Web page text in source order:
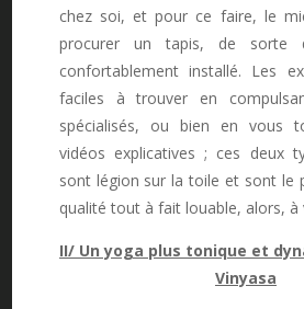
chez soi, et pour ce faire, le
procurer un tapis, de sorte
confortablement installé. Les
faciles à trouver en
spécialisés, ou bien en vous
vidéos explicatives ; ces deux
sont légion sur la toile et sont le
qualité tout à fait louable, alors,
II/ Un yoga plus tonique et
Vinyasa